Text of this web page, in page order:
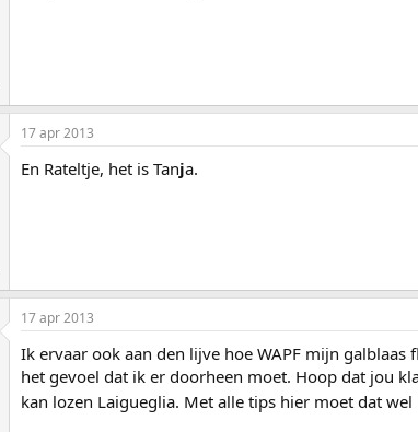
17 apr 2013
En Rateltje, het is Tanja.
17 apr 2013
Ik ervaar ook aan den lijve hoe WAPF mijn
het gevoel dat ik er doorheen moet. Hoop dat jou
kan lozen Laigueglia. Met alle tips hier moet dat wel